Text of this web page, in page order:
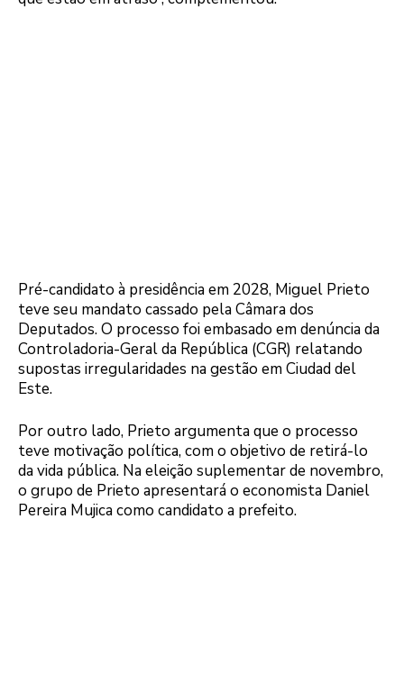
Pré-candidato à presidência em 2028, Miguel Prieto
teve seu mandato cassado pela Câmara dos
Deputados. O processo foi embasado em denúncia da
Controladoria-Geral da República (CGR) relatando
supostas irregularidades na gestão em Ciudad del
Este.
Por outro lado, Prieto argumenta que o processo
teve motivação política, com o objetivo de retirá-lo
da vida pública. Na eleição suplementar de novembro,
o grupo de Prieto apresentará o economista Daniel
Pereira Mujica como candidato a prefeito.